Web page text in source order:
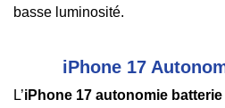
basse luminosité.
iPhone 17
L’iPhone 17 autonomie batterie